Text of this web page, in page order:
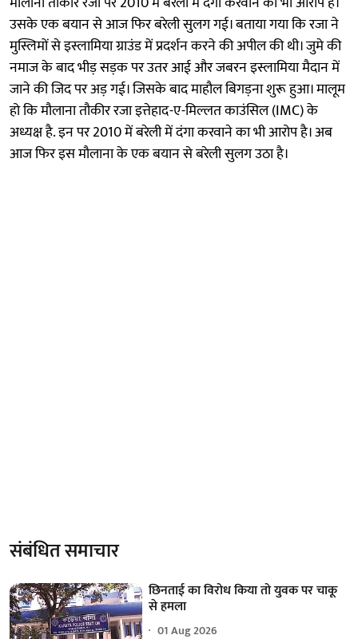
उसके एक बयान से आज फिर बरेली सुलग गई। बताया गया कि रजा ने
मुस्लिमों से इस्लामिया ग्राउंड में प्रदर्शन करने की अपील की थी। जुमे की
नमाज के बाद भीड़ सड़क पर उतर आई और जबरन इस्लामिया मैदान में
जाने की जिद पर अड़ गई। जिसके बाद माहौल बिगड़ना शुरू हुआ। मालूम
हो कि मौलाना तौकीर रजा इत्तेहाद-ए-मिल्लत काउंसिल (IMC) के
अध्यक्ष है. इन पर 2010 में बरेली में दंगा करवाने का भी आरोप है। अब
आज फिर इस मौलाना के एक बयान से बरेली सुलग उठा है।
संबंधित समाचार
छिनताई का विरोध किया तो युवक पर चाकू
से हमला
01 Aug 2026